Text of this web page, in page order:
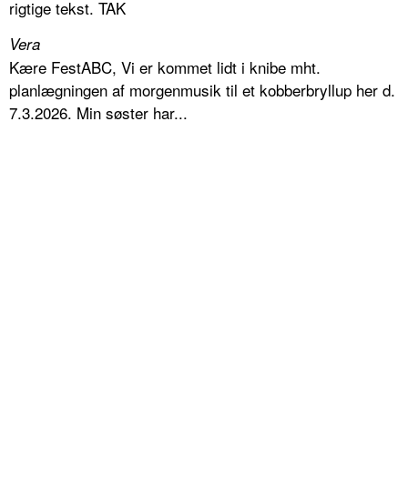
rigtige tekst. TAK
Vera
Kære FestABC, Vi er kommet lidt i knibe mht.
planlægningen af morgenmusik til et kobberbryllup her d.
7.3.2026. Min søster har...